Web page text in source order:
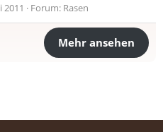
2011 Forum: Rasen
Mehr ansehen